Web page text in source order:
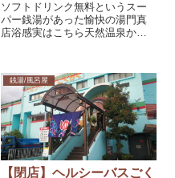
ソフトドリンク無料というスー
パー銭湯があった愉快の湯門真
店浴感実はこちら天然温泉か人
無かった記憶。とはいえ岩風呂
には温泉成分らしき物はある
し、以前は湯元一丁門の湯とい
う所でその時の源泉...
銭湯/風呂屋
【閉店】ヘルシーバスごく